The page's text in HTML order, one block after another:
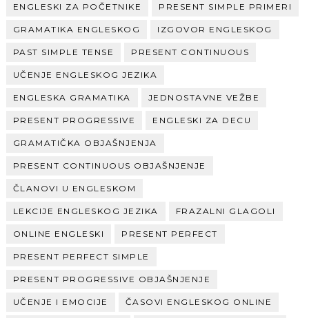
ENGLESKI ZA POČETNIKE PRESENT SIMPLE PRIMERI
GRAMATIKA ENGLESKOG IZGOVOR ENGLESKOG
PAST SIMPLE TENSE PRESENT CONTINUOUS
UČENJE ENGLESKOG JEZIKA
ENGLESKA GRAMATIKA JEDNOSTAVNE VEŽBE
PRESENT PROGRESSIVE ENGLESKI ZA DECU
GRAMATIČKA OBJAŠNJENJA
PRESENT CONTINUOUS OBJAŠNJENJE
ČLANOVI U ENGLESKOM
LEKCIJE ENGLESKOG JEZIKA FRAZALNI GLAGOLI
ONLINE ENGLESKI PRESENT PERFECT
PRESENT PERFECT SIMPLE
PRESENT PROGRESSIVE OBJAŠNJENJE
UČENJE I EMOCIJE ČASOVI ENGLESKOG ONLINE